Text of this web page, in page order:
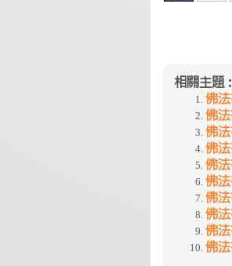
相關主題：
佛
佛
佛
佛
佛
佛
佛
佛
佛
佛